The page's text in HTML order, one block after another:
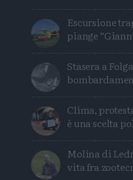
Escursione
piange
Stasera a Folgaria il docufilm sul
Clima,
è una scelta
Molina di
vita fra